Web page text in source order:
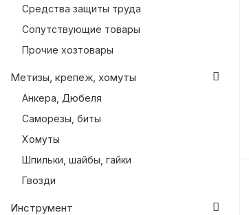
Средства защиты труда
Сопутствующие товары
Прочие хозтовары
Метизы, крепеж, хомуты
Анкера, Дюбеля
Саморезы, биты
Хомуты
Шпильки, шайбы, гайки
Гвозди
Инструмент